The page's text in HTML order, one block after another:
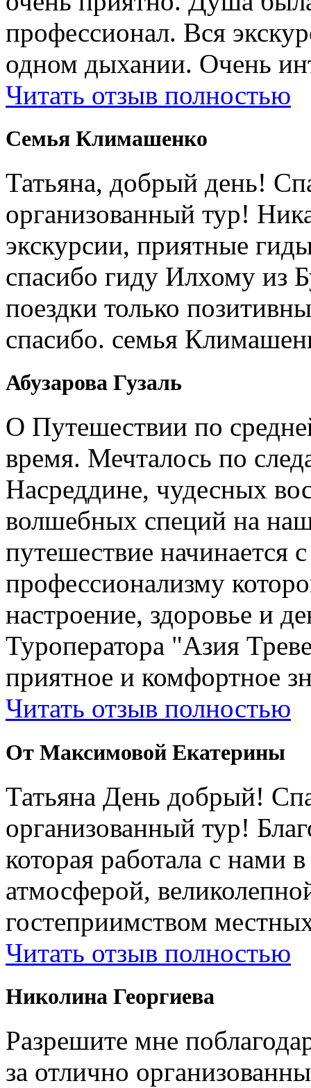
профессионал. Вся
одном дыхании. Очень
Читать отзыв полностью
Cемья Климашенко
Татьяна, добрый день!
организованный тур!
экскурсии, приятные
спасибо гиду Илхому из
поездки только
спасибо. семья
Абузарова Гузаль
О Путешествии по
время. Мечталось по
Насреддине, чудесных
волшебных специй на
путешествие
профессионализму
настроение, здоровье и
Туроператора "Азия
приятное и комфортное
Читать отзыв полностью
От Максимовой Екатерины
Татьяна День добрый!
организованный тур!
которая работала с нами
атмосферой,
гостеприимством
Читать отзыв полностью
Николина Георгиева
Разрешите мне
за отлично